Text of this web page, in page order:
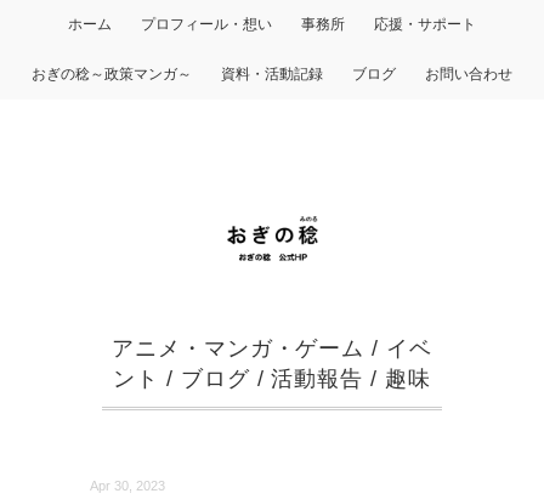
ホーム プロフィール・想い 事務所 応援・サポート
おぎの稔～政策マンガ～ 資料・活動記録 ブログ お問い合わせ
アニメ・マンガ・ゲーム / イベ
ント / ブログ/活動報告 / 趣味
Apr 30, 2023